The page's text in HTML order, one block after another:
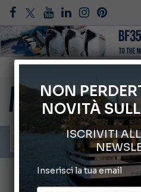
Gommoni
66° Salone Nautico
Svelati i
Cannes Yachting Festival
Montecristo
NON
NOVITÀ
ISCRIVITI
Inserisci la tua email